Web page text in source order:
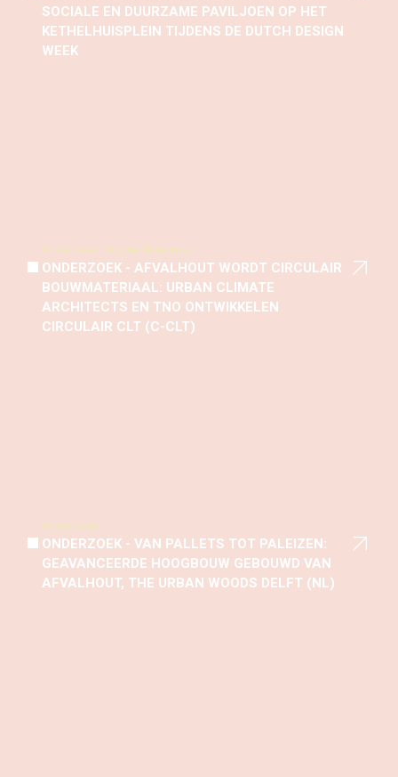
SOCIALE EN DUURZAME PAVILJOEN OP HET
KETHELHUISPLEIN TIJDENS DE DUTCH DESIGN
WEEK
Onderzoek Houtarchitectuur
ONDERZOEK - AFVALHOUT WORDT CIRCULAIR
BOUWMATERIAAL: URBAN CLIMATE
ARCHITECTS EN TNO ONTWIKKELEN
CIRCULAIR CLT (C-CLT)
Onderzoek
ONDERZOEK - VAN PALLETS TOT PALEIZEN:
GEAVANCEERDE HOOGBOUW GEBOUWD VAN
AFVALHOUT, THE URBAN WOODS DELFT (NL)